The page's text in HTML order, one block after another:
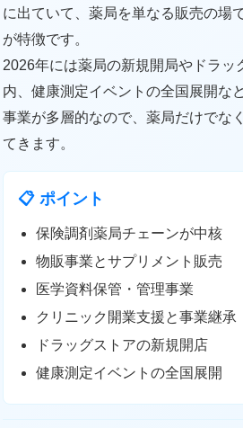
に出ていて、薬局を単なる販売の場
が特徴です。
2026年には薬局の新規開局やドラ
内、健康測定イベントの全国展開な
事業が多層的なので、薬局だけでな
てきます。
📋 ポイント
保険調剤薬局チェーンが中核
物販事業とサプリメント販売
医学資料保管・管理事業
クリニック開業支援と事業継承
ドラッグストアの新規開店
健康測定イベントの全国展開